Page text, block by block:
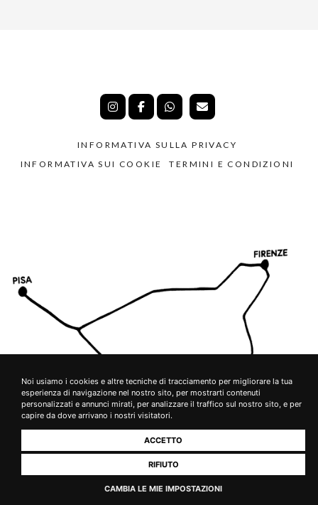
Noi usiamo i cookies e altre tecniche di tracciamento per migliorare la tua
esperienza di navigazione nel nostro sito, per mostrarti contenuti
personalizzati e annunci mirati, per analizzare il traffico sul nostro sito, e per
capire da dove arrivano i nostri visitatori.
ACCETTO
RIFIUTO
CAMBIA LE MIE IMPOSTAZIONI
INFORMATIVA SULLA PRIVACY
INFORMATIVA SUI COOKIE
TERMINI E CONDIZIONI